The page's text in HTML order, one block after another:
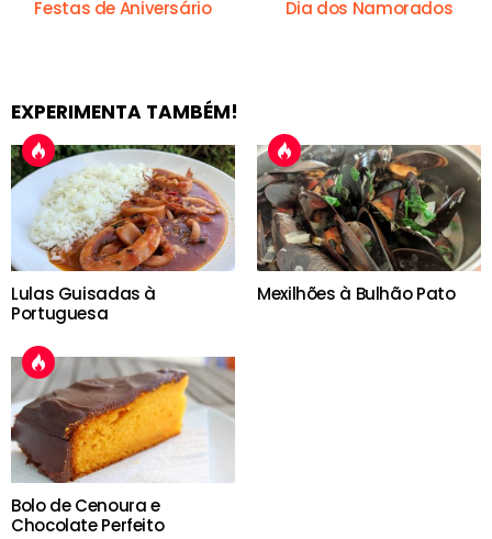
Festas de Aniversário Dia dos Namorados
EXPERIMENTA TAMBÉM!
Lulas Guisadas à
Portuguesa
Mexilhões à Bulhão Pato
Bolo de Cenoura e
Chocolate Perfeito